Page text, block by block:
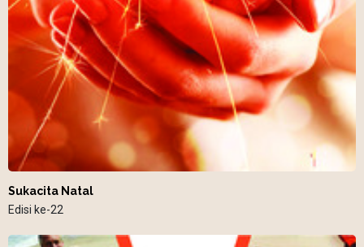
Sukacita Natal
Edisi ke-22